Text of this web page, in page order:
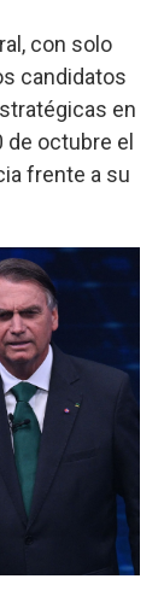
con solo
candidatos
en
de octubre el
frente a su